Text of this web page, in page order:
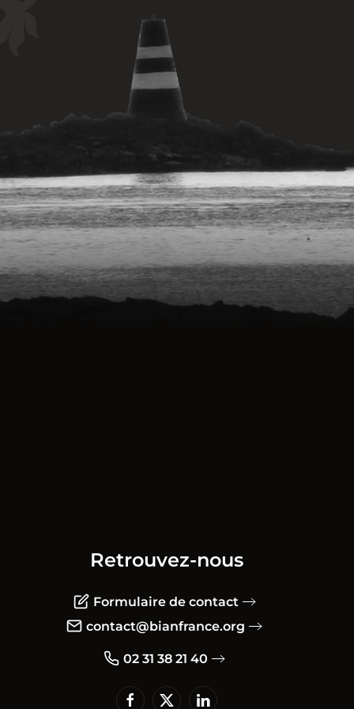
Retrouvez-nous
Formulaire de contact
contact@bianfrance.org
02 31 38 21 40